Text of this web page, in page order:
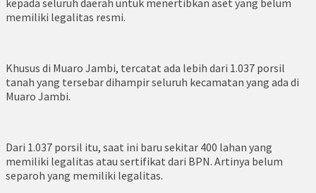
kepada seluruh daerah untuk menertibkan aset yang belum
memiliki legalitas resmi.
Khusus di Muaro Jambi, tercatat ada lebih dari 1.037 porsil
tanah yang tersebar dihampir seluruh kecamatan yang ada di
Muaro Jambi.
Dari 1.037 porsil itu, saat ini baru sekitar 400 lahan yang
memiliki legalitas atau sertifikat dari BPN. Artinya belum
separoh yang memiliki legalitas.